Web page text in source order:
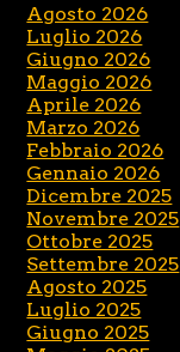
Agosto 2026
Luglio 2026
Giugno 2026
Maggio 2026
Aprile 2026
Marzo 2026
Febbraio 2026
Gennaio 2026
Dicembre 2025
Novembre 2025
Ottobre 2025
Settembre 2025
Agosto 2025
Luglio 2025
Giugno 2025